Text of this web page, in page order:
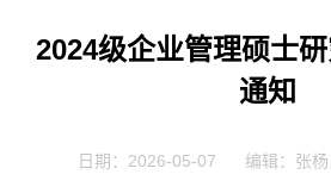
2024级企业管理硕士
通知
日期：2026-05-07 编辑：张杨